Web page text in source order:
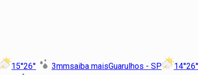
15°26° 3mmsaiba maisGuarulhos - SP 14°26°